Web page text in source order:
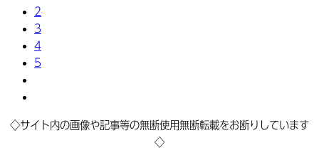
2
3
4
5
◇サイト内の画像や記事等の無断使用無断転載をお断りしています
◇